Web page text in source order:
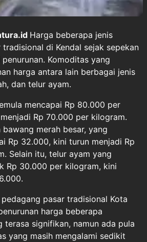
Harga beberapa jenis
di Kendal sejak sepekan
Komoditas yang
harga antara lain berbagai jenis
dan telur ayam.
mencapai Rp 80.000 per
Rp 70.000 per kilogram.
merah besar, yang
Rp 32.000, kini turun menjadi Rp
Selain itu, telur ayam yang
Rp 30.000 per kilogram, kini
pasar tradisional Kota
harga beberapa
terasa signifikan, namun ada pula
yang masih mengalami sedikit